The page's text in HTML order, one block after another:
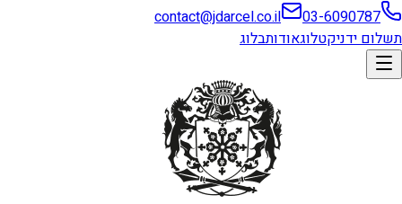
03-6090787
contact@jdarcel.co.il
תשלום ידניקטלוגאודותבלוג